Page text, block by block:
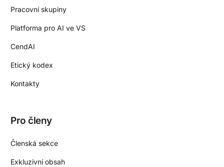
Pracovní skupiny
Platforma pro AI ve VS
CendAI
Etický kodex
Kontakty
Pro členy
Členská sekce
Exkluzivní obsah